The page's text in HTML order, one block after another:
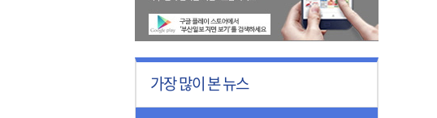
가장 많이 본 뉴스